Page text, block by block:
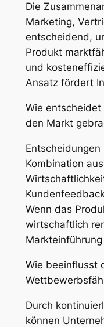
Die
Marketing,
entscheidend,
Produkt
und
Ansatz fördert
Wie
den Markt
Kombination
Wenn das
wirtschaftlich
Wie beeinflusst
Durch
können